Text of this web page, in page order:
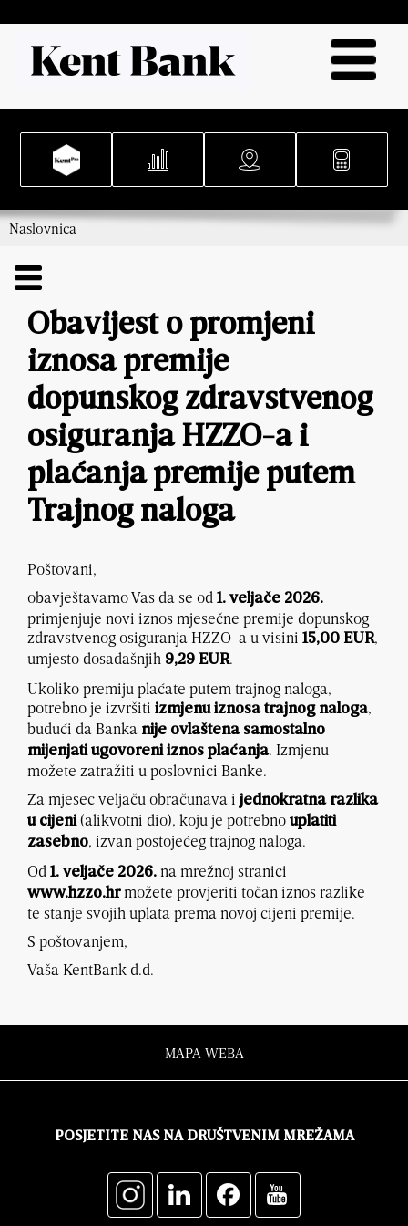
Naslovnica
Obavijest o promjeni
iznosa premije
dopunskog zdravstvenog
osiguranja HZZO-a i
plaćanja premije putem
Trajnog naloga
Poštovani,
obavještavamo Vas da se od 1. veljače 2026.
primjenjuje novi iznos mjesečne premije dopunskog
zdravstvenog osiguranja HZZO-a u visini 15,00 EUR,
umjesto dosadašnjih 9,29 EUR.
Ukoliko premiju plaćate putem trajnog naloga,
potrebno je izvršiti izmjenu iznosa trajnog naloga,
budući da Banka nije ovlaštena samostalno
mijenjati ugovoreni iznos plaćanja. Izmjenu
možete zatražiti u poslovnici Banke.
Za mjesec veljaču obračunava i jednokratna razlika
u cijeni(alikvotni dio), koju je potrebno uplatiti
zasebno, izvan postojećeg trajnog naloga.
Od 1. veljače 2026. na mrežnoj stranici
www.hzzo.hrmožete provjeriti točan iznos razlike
te stanje svojih uplata prema novoj cijeni premije.
S poštovanjem,
Vaša KentBank d.d.
MAPA WEBA
POSJETITE NAS NA DRUŠTVENIM MREŽAMA